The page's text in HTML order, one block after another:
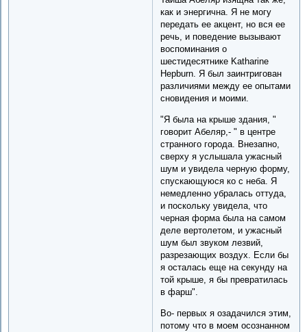
как и энергична. Я не могу
передать ее акцент, но вся ее
речь, и поведение вызывают
воспоминания о
шестидесятнике Katharine
Hepburn. Я был заинтригован
различиями между ее опытами
сновидения и моими.
"Я была на крыше здания, "
говорит Абеляр,- " в центре
странного города. Внезапно,
сверху я услышала ужасный
шум и увидела черную форму,
спускающуюся ко с неба. Я
немедленно убралась оттуда,
и поскольку увидела, что
черная форма была на самом
деле вертолетом, и ужасный
шум был звуком лезвий,
разрезающих воздух. Если бы
я осталась еще на секунду на
той крыше, я бы превратилась
в фарш".
Во- первых я озадачился этим,
потому что в моем осознанном